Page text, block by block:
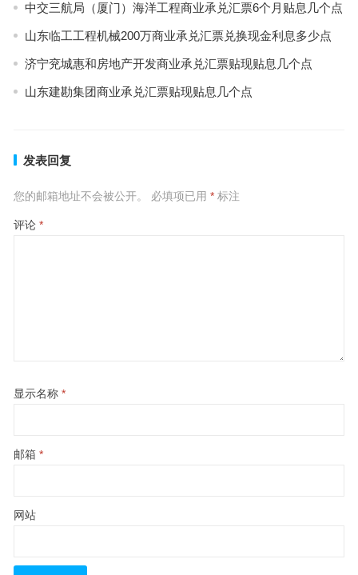
中交三航局（厦门）海洋工程商业承兑汇票6个月贴息几个点
山东临工工程机械200万商业承兑汇票兑换现金利息多少点
济宁兖城惠和房地产开发商业承兑汇票贴现贴息几个点
山东建勘集团商业承兑汇票贴现贴息几个点
发表回复
您的邮箱地址不会被公开。 必填项已用 *标注
评论 *
显示名称 *
邮箱 *
网站